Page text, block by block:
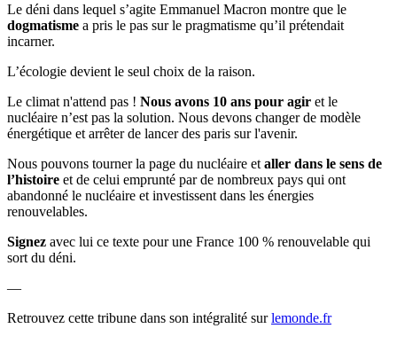
Le déni dans lequel s’agite Emmanuel Macron montre que le
dogmatisme a pris le pas sur le pragmatisme qu’il prétendait
incarner.
L’écologie devient le seul choix de la raison.
Le climat n'attend pas ! Nous avons 10 ans pour agir et le
nucléaire n’est pas la solution. Nous devons changer de modèle
énergétique et arrêter de lancer des paris sur l'avenir.
Nous pouvons tourner la page du nucléaire et aller dans le sens de
l’histoire et de celui emprunté par de nombreux pays qui ont
abandonné le nucléaire et investissent dans les énergies
renouvelables.
Signez avec lui ce texte pour une France 100 % renouvelable qui
sort du déni.
—
Retrouvez cette tribune dans son intégralité surlemonde.fr